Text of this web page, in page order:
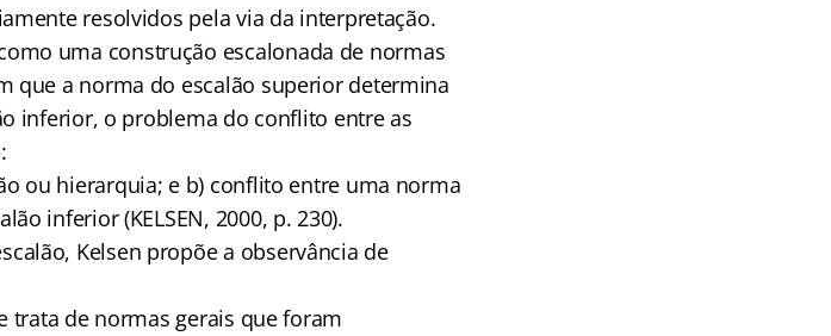
resolvidos pela via da interpretação.
uma construção escalonada de normas
que a norma do escalão superior determina
inferior, o problema do conflito entre as
ou hierarquia; e b) conflito entre uma norma
inferior (KELSEN, 2000, p. 230).
Kelsen propõe a observância de
trata de normas gerais que foram